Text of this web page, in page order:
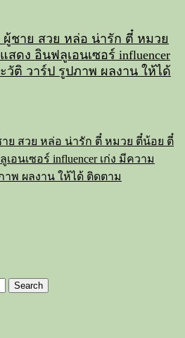
ผู้ชาย สวย หล่อ น่ารัก ตี๋ หมวย
ดง อินฟลูเอนเซอร์ influencer
วัติ วาร์ป รูปภาพ ผลงาน ให้ได้
าย สวย หล่อ น่ารัก ตี๋ หมวย ตี๋น้อย ตี๋
นเซอร์ influencer เก่ง มีความ
าพ ผลงาน ให้ได้ ติดตาม